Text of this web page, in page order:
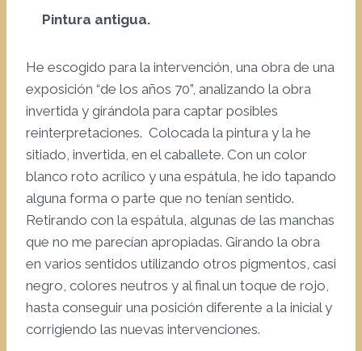
Pintura antigua.
He escogido para la intervención, una obra de una
exposición “de los años 70”, analizando la obra
invertida y girándola para captar posibles
reinterpretaciones. Colocada la pintura y la he
sitiado, invertida, en el caballete. Con un color
blanco roto acrílico y una espátula, he ido tapando
alguna forma o parte que no tenían sentido.
Retirando con la espátula, algunas de las manchas
que no me parecían apropiadas. Girando la obra
en varios sentidos utilizando otros pigmentos, casi
negro, colores neutros y al final un toque de rojo,
hasta conseguir una posición diferente a la inicial y
corrigiendo las nuevas intervenciones.